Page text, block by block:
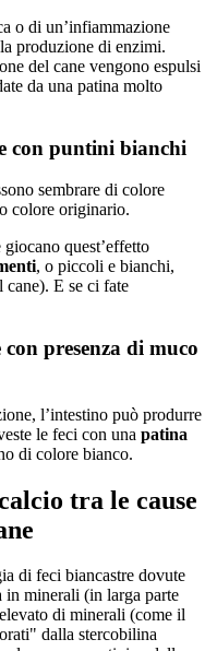
o di un’infiammazione
produzione di enzimi.
del cane vengono espulsi
da una patina molto
con puntini bianchi
sembrare di colore
colore originario.
quest’effetto
, o piccoli e bianchi,
E se ci fate
con presenza di muco
l’intestino può produrre
le feci con una patina
di colore bianco.
tra le cause
di feci biancastre dovute
in minerali (in larga parte
di minerali (come il
dalla stercobilina